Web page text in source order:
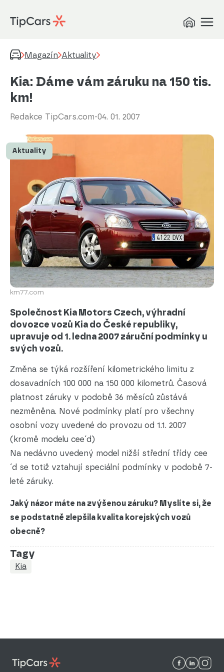
Magazín Aktuality
Kia: Dáme vám záruku na 150 tis.
km!
Redakce TipCars.com-04. 01. 2007
km77.com
Aktuality
Společnost Kia Motors Czech, výhradní
dovozce vozů Kia do České republiky,
upravuje od 1. ledna 2007 záruční podmínky u
svých vozů.
Změna se týká rozšíření kilometrického limitu z
dosavadních 100 000 na 150 000 kilometrů. Časová
platnost záruky v podobě 36 měsíců zůstává
nezměněna. Nové podmínky platí pro všechny
osobní vozy uvedené do provozu od 1.1. 2007
(kromě modelu cee´d)
Na nedávno uvedený model nižší střední třídy cee
´d se totiž vztahují speciální podmínky v podobě 7-
leté záruky.
Jaký názor máte na zvýšenou záruku? Myslíte si, že
se podstatně zlepšila kvalita korejských vozů
obecně?
Tagy
Kia